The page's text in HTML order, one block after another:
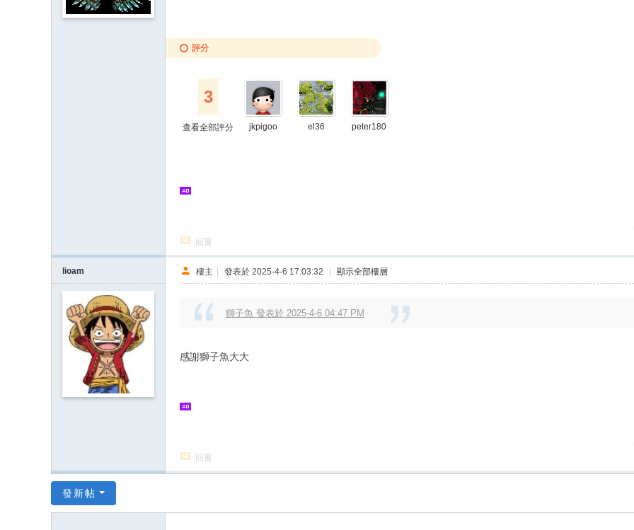
評分
3
查看全部評分 jkpigoo el36 peter180
回覆
lioam 樓主 | 發表於 2025-4-6 17:03:32 | 顯示全部樓層
獅子魚 發表於 2025-4-6 04:47 PM
感謝獅子魚大大
回覆
發新帖